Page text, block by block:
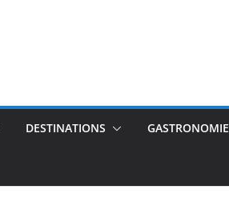
DESTINATIONS GASTRONOMIE